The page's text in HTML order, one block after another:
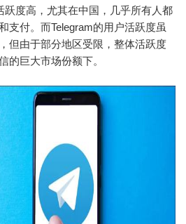
跃度高，尤其在中国，几乎所有人都
支付。而Telegram的用户活跃度虽
但由于部分地区受限，整体活跃度
的巨大市场份额下。